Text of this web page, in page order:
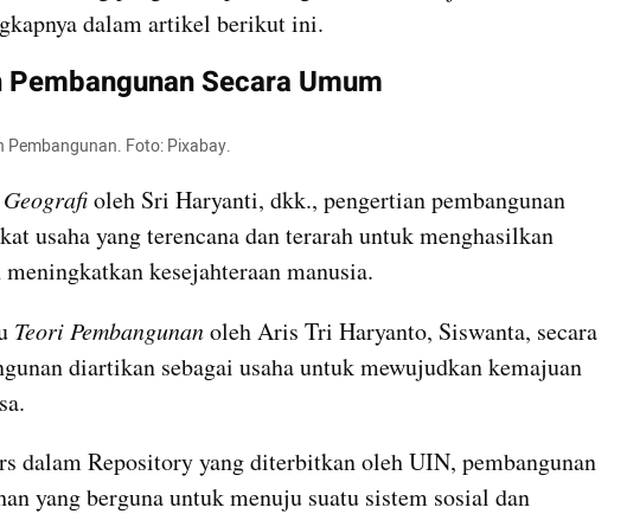
dalam artikel berikut ini.
Secara Umum
Pembangunan. Foto: Pixabay.
Geografi oleh Sri Haryanti, dkk., pengertian pembangunan
usaha yang terencana dan terarah untuk menghasilkan
kesejahteraan manusia.
Teori Pembangunan oleh Aris Tri Haryanto, Siswanta, secara
diartikan sebagai usaha untuk mewujudkan kemajuan
dalam Repository yang diterbitkan oleh UIN, pembangunan